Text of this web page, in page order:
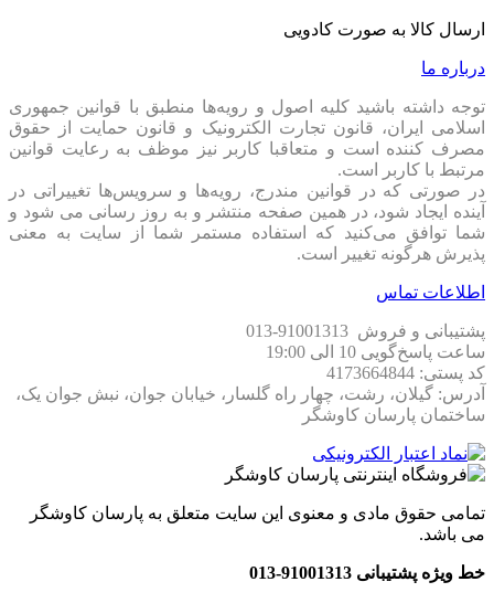
ارسال کالا به صورت کادویی
درباره ما
توجه داشته باشید کلیه اصول و رویه‏‌ها منطبق با قوانین جمهوری
اسلامی ایران، قانون تجارت الکترونیک و قانون حمایت از حقوق
مصرف کننده است و متعاقبا کاربر نیز موظف به رعایت قوانین
مرتبط با کاربر است.
در صورتی که در قوانین مندرج، رویه‏‌ها و سرویس‏‌ها تغییراتی در
آینده ایجاد شود، در همین صفحه منتشر و به روز رسانی می شود و
شما توافق می‏‌کنید که استفاده مستمر شما از سایت به معنی
پذیرش هرگونه تغییر است.
اطلاعات تماس
پشتیبانی و فروش 91001313-013
ساعت پاسخ‌گویی 10 الی 19:00
کد پستی: 4173664844
آدرس: گیلان، رشت، چهار راه گلسار، خیابان جوان، نبش جوان یک،
ساختمان پارسان کاوشگر
تمامی حقوق مادی و معنوی این سایت متعلق به پارسان کاوشگر
می باشد.
خط ویژه پشتیبانی 91001313-013